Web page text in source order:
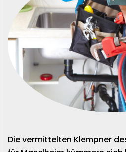
Die vermittelten Klempner